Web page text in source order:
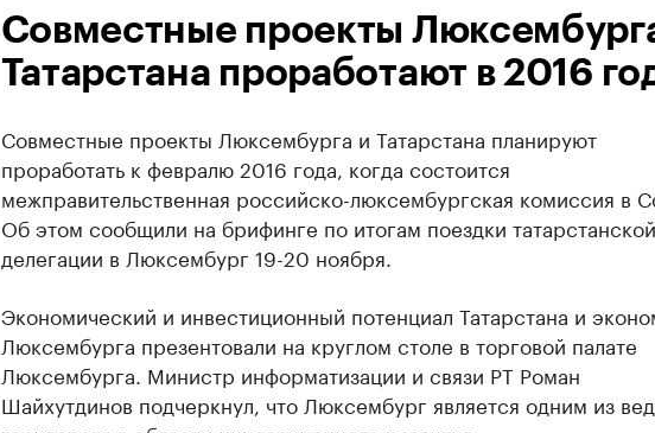
Совместные проекты
Татарстана проработают в 2016
Совместные проекты Люксембурга и Татарстана планируют
проработать к февралю 2016 года, когда состоится
межправительственная российско-люксембургская комиссия в
Об этом сообщили на брифинге по итогам поездки татарстанской
делегации в Люксембург 19-20 ноября.
Экономический и инвестиционный потенциал Татарстана и
Люксембурга презентовали на круглом столе в торговой палате
Люксембурга. Министр информатизации и связи РТ Роман
Шайхутдинов подчеркнул, что Люксембург является одним из